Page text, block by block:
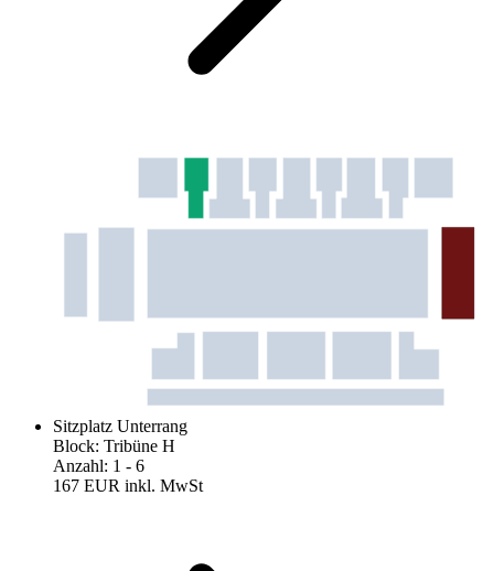
Sitzplatz Unterrang
Block: Tribüne H
Anzahl: 1 - 6
167 EUR inkl. MwSt